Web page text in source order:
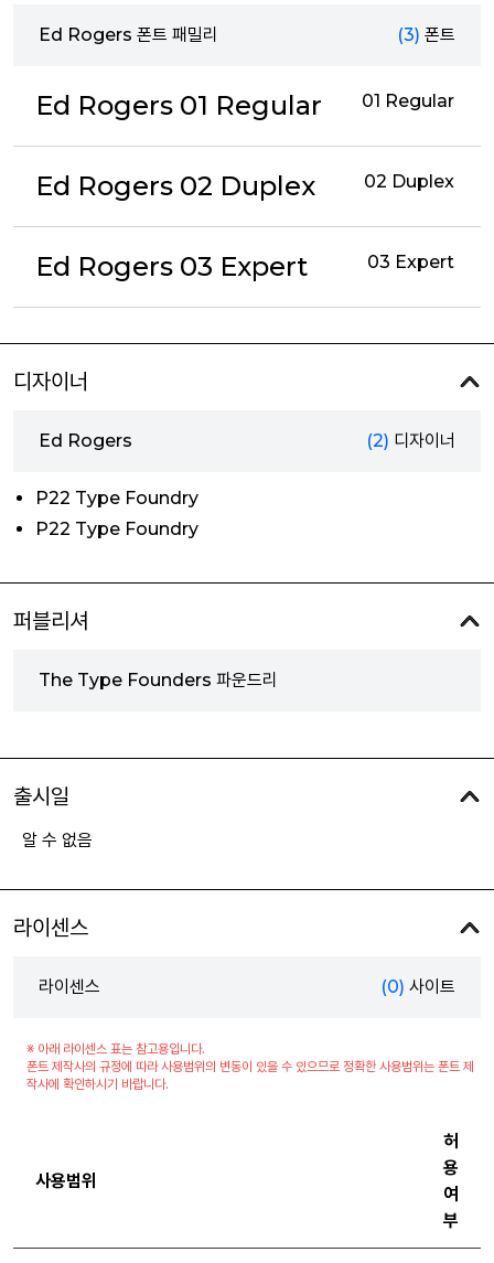
Ed Rogers 폰트 패밀리 (3) 폰트
Ed Rogers 01 Regular 01 Regular
Ed Rogers 02 Duplex 02 Duplex
Ed Rogers 03 Expert 03 Expert
디자이너
Ed Rogers (2) 디자이너
P22 Type Foundry
P22 Type Foundry
퍼블리셔
The Type Founders 파운드리
출시일
알 수 없음
라이센스
라이센스 (0) 사이트
※ 아래 라이센스 표는 참고용입니다.
폰트 제작사의 규정에 따라 사용범위의 변동이 있을 수 있으므로 정확한 사용범위는 폰트 제
작사에 확인하시기 바랍니다.
사용범위
허
용
여
부